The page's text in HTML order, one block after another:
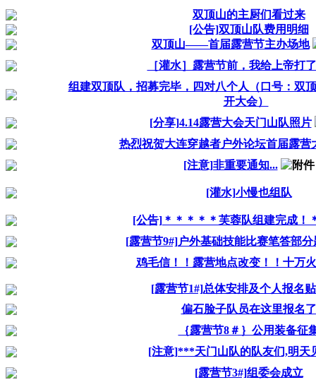
双顶山的主厨们看过来
[公告]双顶山队费用明细
双顶山——首届露营节主办场地
［灌水］露营节前，我给上帝打
组建双顶队，招募完毕，四对八个人（口号：双
开大会）
[分享]4.14露营大会天门山队照片
热烈祝贺大连穿越者户外论坛首届露营
[注意]非重要通知...
[灌水]小慢也组队
[公告]＊＊＊＊＊芙蓉队组建完成！
[露营节9#]户外基础技能比赛笔答部分
鸡毛信！！露营地点改变！！十万
[露营节1#]总体安排及个人报名
偏石脸子队员在这里报名了
｛露营节8＃｝公用装备征
[注意]***天门山队的队友们,明
[露营节3#]组委会成立